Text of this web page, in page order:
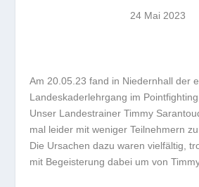
24 Mai 2023
Am 20.05.23 fand in Niedernhall der
Landeskaderlehrgang im Pointfighting
Unser Landestrainer Timmy
mal leider mit weniger Teilnehmern
Die Ursachen dazu waren vielfältig,
mit Begeisterung dabei um von